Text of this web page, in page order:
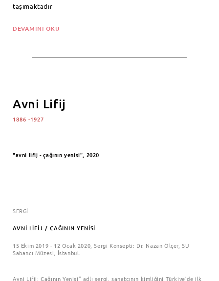
taşımaktadır
DEVAMINI OKU
Avni Lifij
1886 -1927
"avni lifij - çağının yenisi", 2020
SERGİ
AVNİ LİFİJ / ÇAĞININ YENİSİ
15 Ekim 2019 - 12 Ocak 2020,Sergi Konsepti: Dr. Nazan Ölçer,SU
Sabancı Müzesi, İstanbul.
Avni Lifij: Çağının Yenisi” adlı sergi, sanatçının kimliğini Türkiye’de ilk